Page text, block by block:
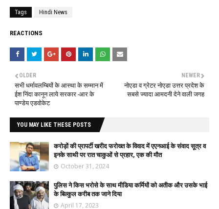
Tags Hindi News
REACTIONS
NEWER
नोएडा व ग्रेटर नोएडा उत्तर प्रदेश के
सबसे ज्यादा आमदनी देने वाली जगह
OLDER
सभी धर्मावलम्बियों के आस्था के सम्मान में
ईश निंदा कानून लाये सरकार -आर के
पाण्डेय एडवोकेट
YOU MAY LIKE THESE POSTS
करोड़ों की प्रापर्टी खरीद फरोख्त के विवाद में एएनआई के संवाद सूत्र व
इनके साथी पर रात चाकुओं से प्रहार, एक की मौत
October 31, 2024
पुलिस ने किस भरोसे के साथ मीडिया कर्मियों को अतीक और उसके भाई
के बिल्कुल करीब तक जाने दिया
April 17, 2023